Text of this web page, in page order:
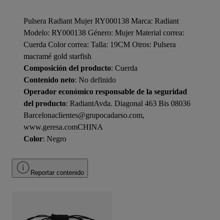
Pulsera Radiant Mujer RY000138 Marca: Radiant
Modelo: RY000138 Género: Mujer Material correa:
Cuerda Color correa: Talla: 19CM Otros: Pulsera
macramé gold starfish
Composición del producto: Cuerda
Contenido neto: No definido
Operador económico responsable de la seguridad
del producto: RadiantAvda. Diagonal 463 Bis 08036
Barcelonaclientes@grupocadarso.com,
www.geresa.comCHINA
Color: Negro
Reportar contenido